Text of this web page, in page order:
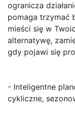
ogranicza
pomaga trzymać
mieści się w
alternatywę,
gdy pojawi się
- Inteligentne
cykliczne,